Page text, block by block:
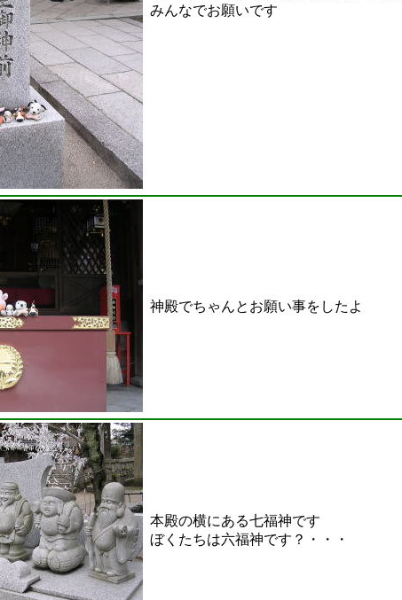
みんなでお願いです
神殿でちゃんとお願い事をしたよ
本殿の横にある七福神です
ぼくたちは六福神です？・・・